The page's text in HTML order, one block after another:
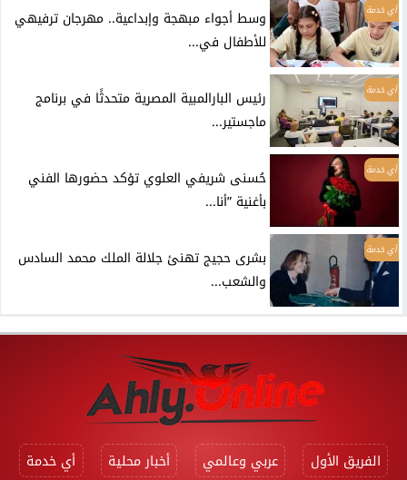
أي خدمة
وسط أجواء مبهجة وإبداعية.. مهرجان ترفيهي
للأطفال في...
أي خدمة
رئيس البارالمبية المصرية متحدثًا في برنامج
ماجستير...
أي خدمة
حُسنى شريفي العلوي تؤكد حضورها الفني
بأغنية ”أنا...
أي خدمة
بشرى حجيج تهنئ جلالة الملك محمد السادس
والشعب...
الفريق الأول عربي وعالمي أخبار محلية أي خدمة